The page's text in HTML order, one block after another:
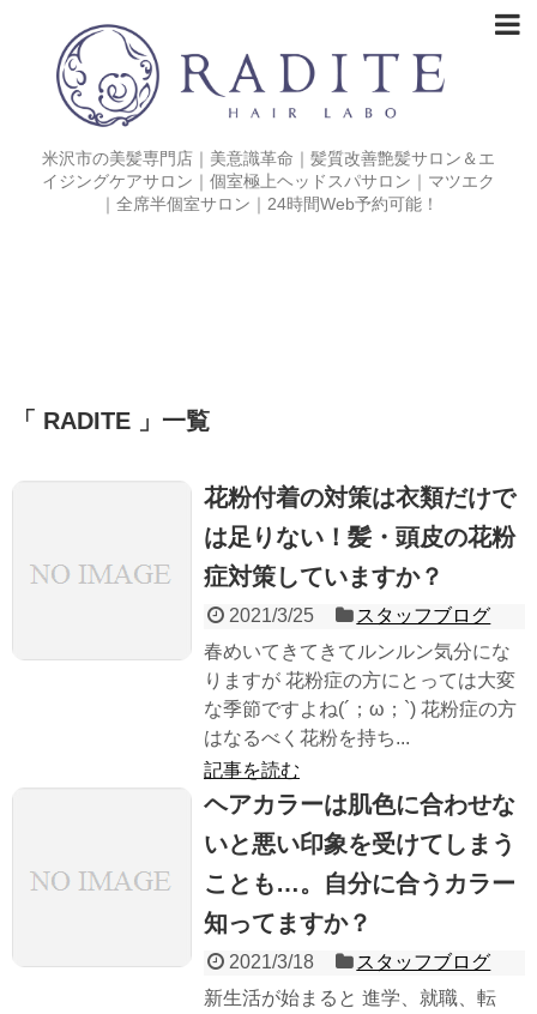
米沢市の美髪専門店｜美意識革命｜髪質改善艶髪サロン＆エ
イジングケアサロン｜個室極上ヘッドスパサロン｜マツエク
｜全席半個室サロン｜24時間Web予約可能！
「 RADITE 」一覧
花粉付着の対策は衣類だけで
は足りない！髪・頭皮の花粉
症対策していますか？
2021/3/25
スタッフブログ
春めいてきてきてルンルン気分にな
りますが 花粉症の方にとっては大変
な季節ですよね(´；ω；`) 花粉症の方
はなるべく花粉を持ち...
記事を読む
ヘアカラーは肌色に合わせな
いと悪い印象を受けてしまう
ことも…。自分に合うカラー
知ってますか？
2021/3/18
スタッフブログ
新生活が始まると 進学、就職、転